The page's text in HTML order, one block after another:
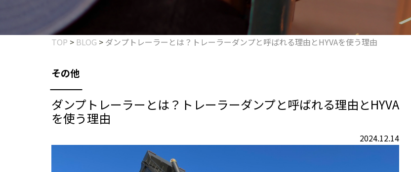
TOP > BLOG > ダンプトレーラーとは？トレーラーダンプと呼ばれる理由とHYVAを使う理由
その他
ダンプトレーラーとは？トレーラーダンプと呼ばれる理由とHYVA
を使う理由
2024.12.14